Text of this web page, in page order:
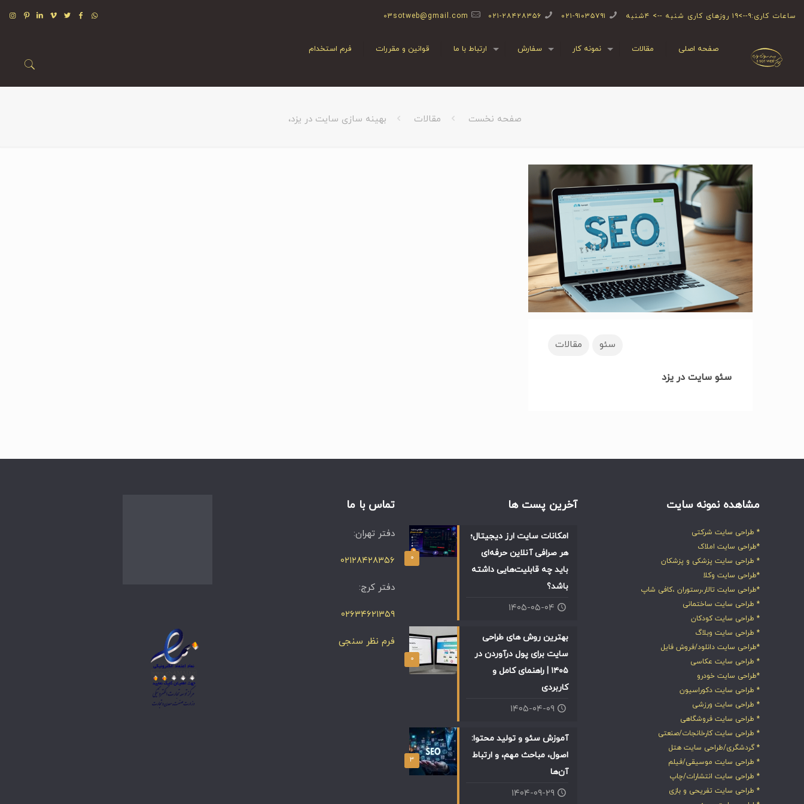
ساعات کاری:۹-->۱۹ روزهای کاری شنبه --> ۴شنبه ۰۲۱-۹۱۰۳۵۷۹۱ ۰۲۱-۲۸۴۲۸۳۵۶ 03sotweb@gmail.com
صفحه اصلی مقالات نمونه کار سفارش ارتباط با ما قوانین و مقررات فرم استخدام
صفحه نخست مقالات بهینه سازی سایت در یزد،
سئو مقالات
سئو سایت در یزد
مشاهده نمونه سایت
* طراحی سایت شرکتی
*طراحی سایت املاک
* طراحی سایت پزشکی و پزشکان
*طراحی سایت وکلا
*طراحی سایت تالار،رستوران ،کافی شاپ
* طراحی سایت ساختمانی
* طراحی سایت کودکان
* طراحی سایت وبلاگ
*طراحی سایت دانلود/فروش فایل
* طراحی سایت عکاسی
*طراحی سایت خودرو
* طراحی سایت دکوراسیون
* طراحی سایت ورزشی
* طراحی سایت فروشگاهی
* طراحی سایت کارخانجات/صنعتی
* گردشگری/طراحی سایت هتل
* طراحی سایت موسیقی/فیلم
* طراحی سایت انتشارات/چاپ
* طراحی سایت تفریحی و بازی
آخرین پست ها
۰
امکانات سایت ارز دیجیتال؛
هر صرافی آنلاین حرفه‌ای
باید چه قابلیت‌هایی داشته
باشد؟
۱۴۰۵-۰۵-۰۴
۰
بهترین روش های طراحی
سایت برای پول درآوردن در
۱۴۰۵ | راهنمای کامل و
کاربردی
۱۴۰۵-۰۴-۰۹
۳
آموزش سئو و تولید محتوا:
اصول، مباحث مهم، و ارتباط
آن‌ها
۱۴۰۴-۰۹-۲۹
تماس با ما
دفتر تهران:
۰۲۱۲۸۴۲۸۳۵۶
دفتر کرج:
۰۲۶۳۴۶۲۱۳۵۹
فرم نظر سنجی